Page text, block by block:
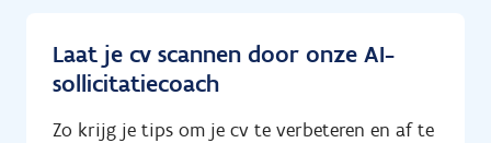
Laat je cv scannen door onze AI-
sollicitatiecoach
Zo krijg je tips om je cv te verbeteren en af te